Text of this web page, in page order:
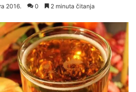
2016. 0 2 minuta čitanja